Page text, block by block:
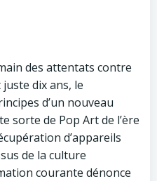
des attentats contre
dix ans, le
d’un nouveau
sorte de Pop Art de l’ère
d’appareils
de la culture
courante dénonce